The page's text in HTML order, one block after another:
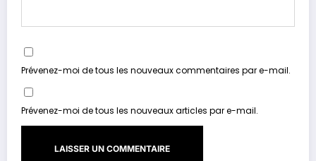
Prévenez-moi de tous les nouveaux commentaires par e-mail.
Prévenez-moi de tous les nouveaux articles par e-mail.